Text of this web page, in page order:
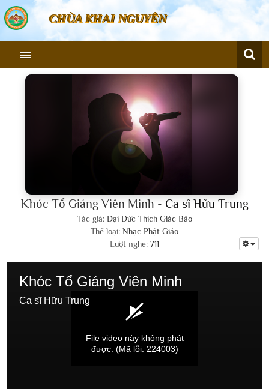
CHÙA KHAI NGUYÊN
Khóc Tổ Giáng Viên Minh - Ca sĩ Hữu Trung
Tác giả:Đại Đức Thích Giác Bảo
Thể loại: Nhạc Phật Giáo
Lượt nghe: 711
Khóc Tổ Giáng Viên Minh
Ca sĩ Hữu Trung
File video này không phát
được. (Mã lỗi: 224003)